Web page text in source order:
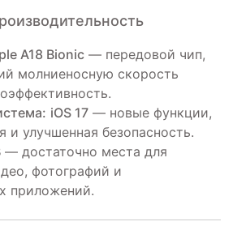
A18 Bionic — передовой чип,
молниеносную скорость
iOS 17 — новые функции,
и улучшенная безопасность.
— достаточно места для
фотографий и
приложений.